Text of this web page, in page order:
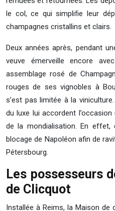
le col, ce qui simplifie leur
champagnes cristallins et clairs.
Deux années après, pendant
veuve émerveille encore
assemblage rosé de
rouges de ses vignobles à
s’est pas limitée à la
du luxe lui accordent
de la mondialisation. En
blocage de Napoléon afin de
Pétersbourg.
Les possesseurs
de Clicquot
Installée à Reims, la Maison de